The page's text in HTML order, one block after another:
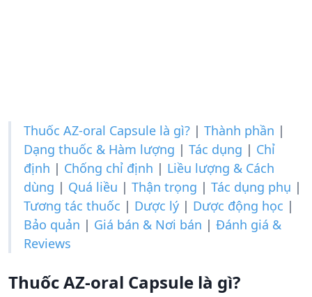
Thuốc AZ-oral Capsule là gì? | Thành phần |
Dạng thuốc & Hàm lượng | Tác dụng | Chỉ
định | Chống chỉ định | Liều lượng & Cách
dùng | Quá liều | Thận trọng | Tác dụng phụ |
Tương tác thuốc | Dược lý | Dược động học |
Bảo quản | Giá bán & Nơi bán | Đánh giá &
Reviews
Thuốc AZ-oral Capsule là gì?